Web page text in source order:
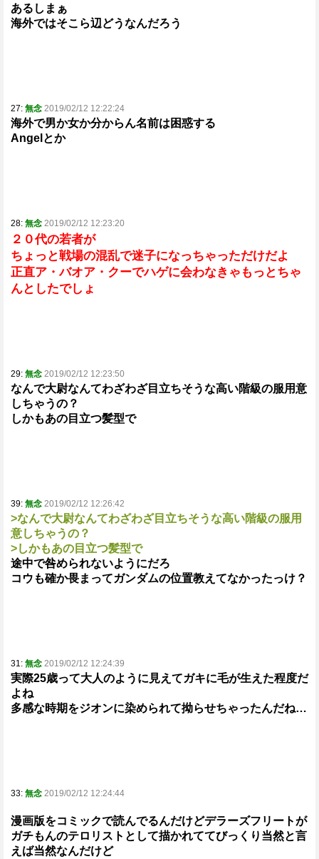
あるしまぁ
海外ではそこら辺どうなんだろう
27: 無念 2019/02/12 12:22:24
海外で男か女か分からん名前は困惑する
Angelとか
28: 無念 2019/02/12 12:23:20
２０代の若者が
ちょっと戦場の混乱で迷子になっちゃっただけだよ
正直ア・バオア・クーでハゲに会わなきゃもっとちゃ
んとしたでしょ
29: 無念 2019/02/12 12:23:50
なんで大尉なんてわざわざ目立ちそうな高い階級の服用意
しちゃうの？
しかもあの目立つ髪型で
39: 無念 2019/02/12 12:26:42
>なんで大尉なんてわざわざ目立ちそうな高い階級の服用
意しちゃうの？
>しかもあの目立つ髪型で
途中で咎められないようにだろ
コウも確か畏まってガンダムの位置教えてなかったっけ？
31: 無念 2019/02/12 12:24:39
実際25歳って大人のように見えてガキに毛が生えた程度だ
よね
多感な時期をジオンに染められて拗らせちゃったんだね…
33: 無念 2019/02/12 12:24:44
漫画版をコミックで読んでるんだけどデラーズフリートが
ガチもんのテロリストとして描かれててびっくり当然と言
えば当然なんだけど